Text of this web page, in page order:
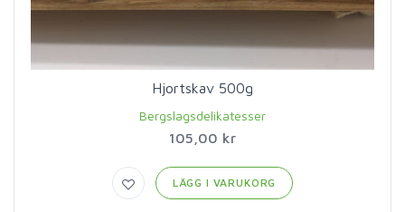
Hjortskav 500g
Bergslagsdelikatesser
105,00 kr
LÄGG I VARUKORG